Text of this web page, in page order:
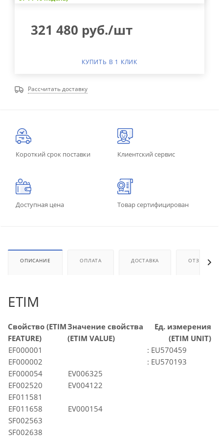
321 480 руб./шт
КУПИТЬ В 1 КЛИК
Рассчитать доставку
Короткий срок поставки Клиентский сервис
Доступная цена Товар сертифицирован
ОПИСАНИЕ ОПЛАТА ДОСТАВКА ОТЗЫВЫ
ETIM
Свойство (ETIM
FEATURE)
Значение свойства
(ETIM VALUE)
Ед. измерения
(ETIM UNIT)
EF000001
: EU570459
EF000002
: EU570193
EF000054
EV006325
EF002520
EV004122
EF011581
EF011658
EV000154
SF002563
SF002638